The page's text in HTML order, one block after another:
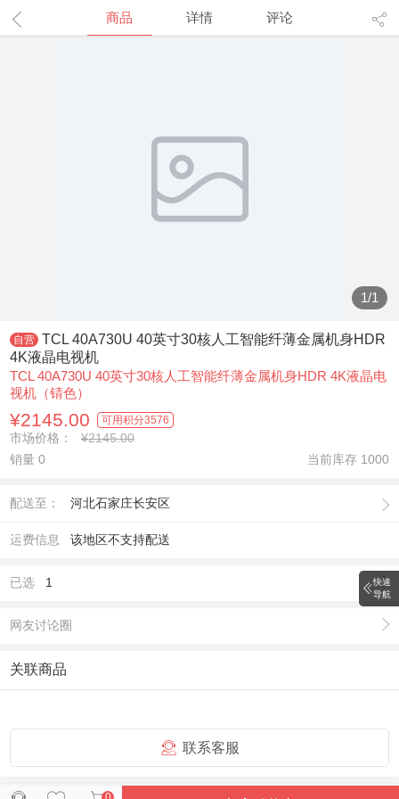
商品 详情 评论
1/1
自营 TCL 40A730U 40英寸30核人工智能纤薄金属机身HDR
4K液晶电视机
TCL 40A730U 40英寸30核人工智能纤薄金属机身HDR 4K液晶电
视机（锖色）
¥2145.00 可用积分3576
市场价格：
¥2145.00
销量 0
当前库存 1000
配送至： 河北石家庄长安区
运费信息 该地区不支持配送
已选 1
网友讨论圈
关联商品
联系客服
快速
导航